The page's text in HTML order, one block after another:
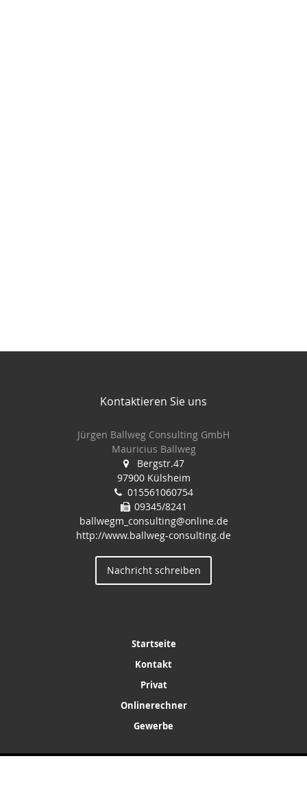
Kontaktieren Sie uns
Jürgen Ballweg Consulting GmbH
Mauricius Ballweg
Bergstr.47
97900 Külsheim
015561060754
09345/8241
ballwegm_consulting@online.de
http://www.ballweg-consulting.de
Nachricht schreiben
Startseite
Kontakt
Privat
Onlinerechner
Gewerbe